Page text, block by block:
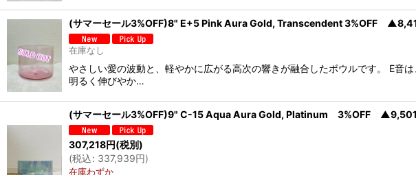
(サマーセール3%OFF)8" E+5 Pink Aura Gold, Transcendent 3%OFF
在庫なし
やさしい愛の波動と、軽やかに広がる高次の響きが融合したボウルです。 E音
明るく伸びやか…
(サマーセール3%OFF)9" C-15 Aqua Aura Gold, Platinum 3%OFF
307,218円(税別)
(税込: 337,939円)
在庫わずか